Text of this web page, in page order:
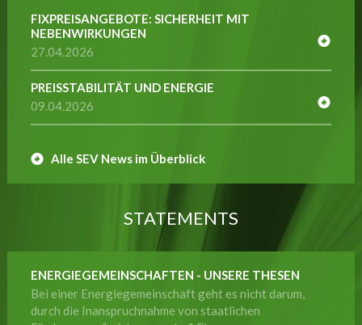
FIXPREISANGEBOTE: SICHERHEIT MIT
NEBENWIRKUNGEN
27.04.2026
PREISSTABILITÄT UND ENERGIE
09.04.2026
Alle SEV News im Überblick
STATEMENTS
ENERGIEGEMEINSCHAFTEN - UNSERE THESEN
Bei einer Energiegemeinschaft geht es nicht darum,
durch die Inanspruchnahme von staatlichen